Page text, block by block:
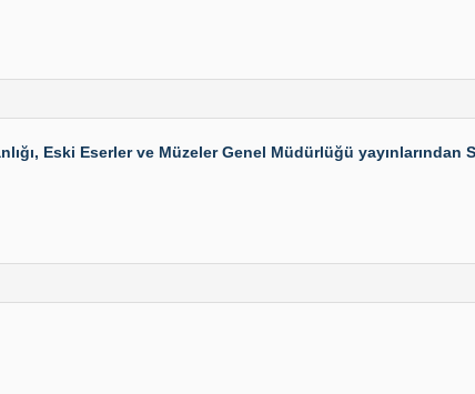
Eski Eserler ve Müzeler Genel Müdürlüğü yayınlarından